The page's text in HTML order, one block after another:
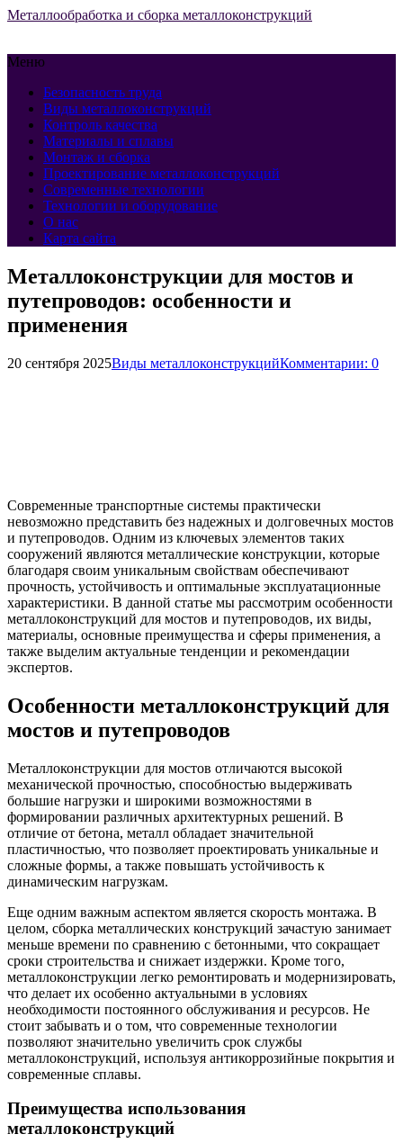
Металлообработка и сборка металлоконструкций
Меню
Безопасность труда
Виды металлоконструкций
Контроль качества
Материалы и сплавы
Монтаж и сборка
Проектирование металлоконструкций
Современные технологии
Технологии и оборудование
О нас
Карта сайта
Металлоконструкции для мостов и
путепроводов: особенности и
применения
20 сентября 2025Виды металлоконструкцийКомментарии: 0
Современные транспортные системы практически
невозможно представить без надежных и долговечных мостов
и путепроводов. Одним из ключевых элементов таких
сооружений являются металлические конструкции, которые
благодаря своим уникальным свойствам обеспечивают
прочность, устойчивость и оптимальные эксплуатационные
характеристики. В данной статье мы рассмотрим особенности
металлоконструкций для мостов и путепроводов, их виды,
материалы, основные преимущества и сферы применения, а
также выделим актуальные тенденции и рекомендации
экспертов.
Особенности металлоконструкций для
мостов и путепроводов
Металлоконструкции для мостов отличаются высокой
механической прочностью, способностью выдерживать
большие нагрузки и широкими возможностями в
формировании различных архитектурных решений. В
отличие от бетона, металл обладает значительной
пластичностью, что позволяет проектировать уникальные и
сложные формы, а также повышать устойчивость к
динамическим нагрузкам.
Еще одним важным аспектом является скорость монтажа. В
целом, сборка металлических конструкций зачастую занимает
меньше времени по сравнению с бетонными, что сокращает
сроки строительства и снижает издержки. Кроме того,
металлоконструкции легко ремонтировать и модернизировать,
что делает их особенно актуальными в условиях
необходимости постоянного обслуживания и ресурсов. Не
стоит забывать и о том, что современные технологии
позволяют значительно увеличить срок службы
металлоконструкций, используя антикоррозийные покрытия и
современные сплавы.
Преимущества использования
металлоконструкций